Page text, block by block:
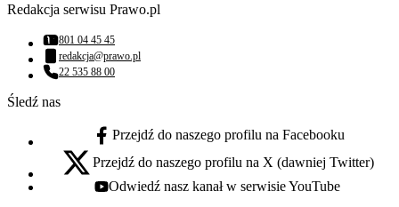
Redakcja serwisu Prawo.pl
Numer telefonu:
801 04 45 45
Adres email:
redakcja@prawo.pl
Numer telefonu:
22 535 88 00
Śledź nas
facebook - otwiera się w nowej karcie
Przejdź do naszego profilu na Facebooku
x - otwiera się w nowej karcie
Przejdź do naszego profilu na X (dawniej Twitter)
youtube - otwiera się w nowej karcie
Odwiedź nasz kanał w serwisie YouTube